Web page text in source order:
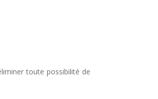
toute possibilité de